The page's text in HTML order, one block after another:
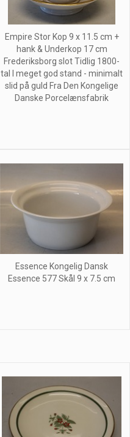
Empire Stor Kop 9 x 11.5 cm +
hank & Underkop 17 cm
Frederiksborg slot Tidlig 1800-
tal I meget god stand - minimalt
slid på guld Fra Den Kongelige
Danske Porcelænsfabrik
Essence Kongelig Dansk
Essence 577 Skål 9 x 7.5 cm